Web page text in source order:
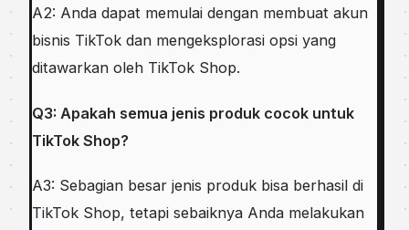
A2: Anda dapat memulai dengan membuat akun
bisnis TikTok dan mengeksplorasi opsi yang
ditawarkan oleh TikTok Shop.
Q3: Apakah semua jenis produk cocok untuk
TikTok Shop?
A3: Sebagian besar jenis produk bisa berhasil di
TikTok Shop, tetapi sebaiknya Anda melakukan